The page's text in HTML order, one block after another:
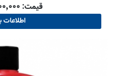
قیمت: ۱٬۹۰۰٬۰۰۰ تومان
اطلاعات